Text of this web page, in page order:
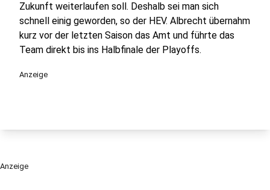
Zukunft weiterlaufen soll. Deshalb sei man sich
schnell einig geworden, so der HEV. Albrecht übernahm
kurz vor der letzten Saison das Amt und führte das
Team direkt bis ins Halbfinale der Playoffs.
Anzeige
Anzeige